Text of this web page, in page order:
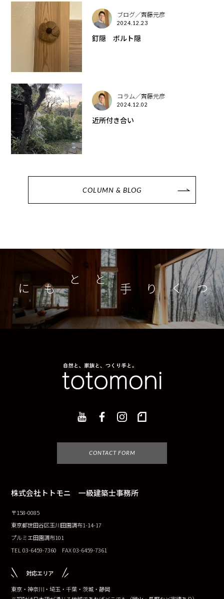
ブログ／齊藤元彦
2024.12.23
釘隠 ボルト隠
コラム／齊藤元彦
2024.12.02
近所付き合い
COLUMN & BLOG
つくり手とともに
CONTACT FORM
株式会社トトモニ 一級建築士事務所
〒158-0085
東京都世田谷区玉川田園調布1-14-17
プルミエ田園調布101
TEL 03-6459-7360 FAX 03-6459-7361
対応エリア
東京・神奈川・埼玉・千葉・茨城・静岡